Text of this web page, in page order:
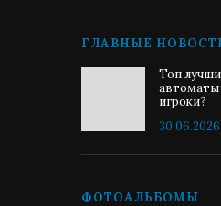
ГЛАВНЫЕ
Топ
игроки?
ФОТОАЛЬБОМЫ